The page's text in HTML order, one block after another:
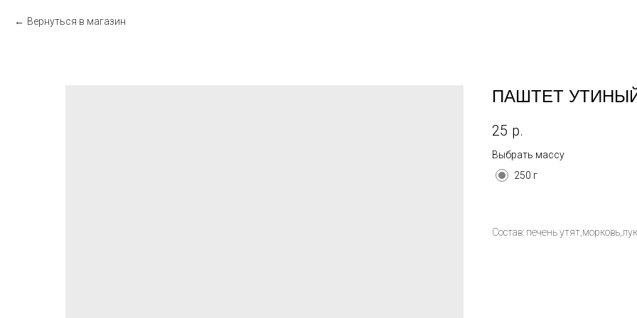
Вернуться в магазин
ПАШТЕТ
25 р.
Выбрать массу
250 г
Состав: печень